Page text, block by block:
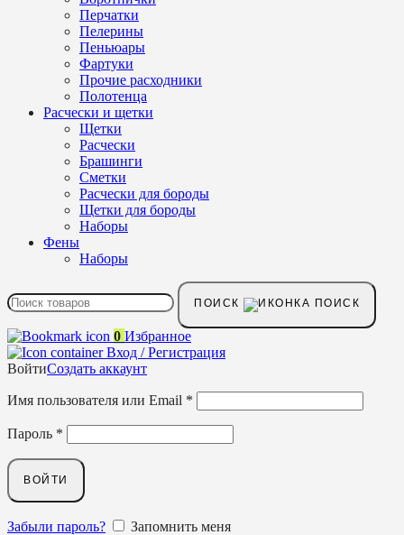
Перчатки
Пелерины
Пеньюары
Фартуки
Прочие расходники
Полотенца
Расчески и щетки
Щетки
Расчески
Брашинги
Сметки
Расчески для бороды
Щетки для бороды
Наборы
Фены
Наборы
ПОИСК
0 Избранное
Вход / Регистрация
ВойтиСоздать аккаунт
Имя пользователя или Email *
Пароль *
ВОЙТИ
Забыли пароль?
Запомнить меня